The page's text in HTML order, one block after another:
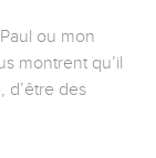
ou mon
montrent qu’il
d’être des